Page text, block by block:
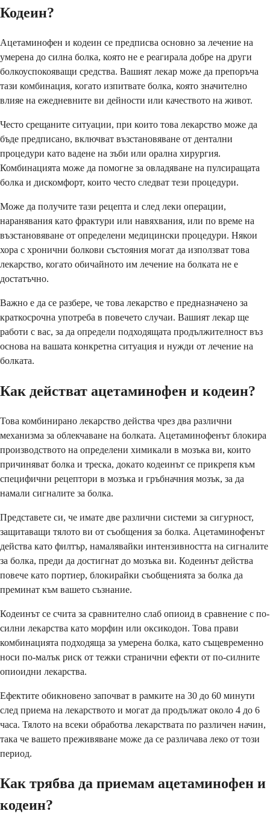
Кодеин?
Ацетаминофен и кодеин се предписва основно за лечение на
умерена до силна болка, която не е реагирала добре на други
болкоуспокояващи средства. Вашият лекар може да препоръча
тази комбинация, когато изпитвате болка, която значително
влияе на ежедневните ви дейности или качеството на живот.
Често срещаните ситуации, при които това лекарство може да
бъде предписано, включват възстановяване от дентални
процедури като вадене на зъби или орална хирургия.
Комбинацията може да помогне за овладяване на пулсиращата
болка и дискомфорт, които често следват тези процедури.
Може да получите тази рецепта и след леки операции,
наранявания като фрактури или навяхвания, или по време на
възстановяване от определени медицински процедури. Някои
хора с хронични болкови състояния могат да използват това
лекарство, когато обичайното им лечение на болката не е
достатъчно.
Важно е да се разбере, че това лекарство е предназначено за
краткосрочна употреба в повечето случаи. Вашият лекар ще
работи с вас, за да определи подходящата продължителност въз
основа на вашата конкретна ситуация и нужди от лечение на
болката.
Как действат ацетаминофен и кодеин?
Това комбинирано лекарство действа чрез два различни
механизма за облекчаване на болката. Ацетаминофенът блокира
производството на определени химикали в мозъка ви, които
причиняват болка и треска, докато кодеинът се прикрепя към
специфични рецептори в мозъка и гръбначния мозък, за да
намали сигналите за болка.
Представете си, че имате две различни системи за сигурност,
защитаващи тялото ви от съобщения за болка. Ацетаминофенът
действа като филтър, намалявайки интензивността на сигналите
за болка, преди да достигнат до мозъка ви. Кодеинът действа
повече като портиер, блокирайки съобщенията за болка да
преминат към вашето съзнание.
Кодеинът се счита за сравнително слаб опиоид в сравнение с по-
силни лекарства като морфин или оксикодон. Това прави
комбинацията подходяща за умерена болка, като същевременно
носи по-малък риск от тежки странични ефекти от по-силните
опиоидни лекарства.
Ефектите обикновено започват в рамките на 30 до 60 минути
след приема на лекарството и могат да продължат около 4 до 6
часа. Тялото на всеки обработва лекарствата по различен начин,
така че вашето преживяване може да се различава леко от този
период.
Как трябва да приемам ацетаминофен и
кодеин?